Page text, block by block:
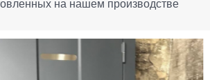
на нашем производстве